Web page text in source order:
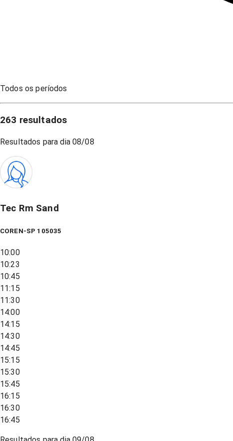
Todos os períodos
263 resultados
Resultados para dia08/08
Tec Rm Sand
COREN-SP 105035
10:00
10:23
10:45
11:15
11:30
14:00
14:15
14:30
14:45
15:15
15:30
15:45
16:15
16:30
16:45